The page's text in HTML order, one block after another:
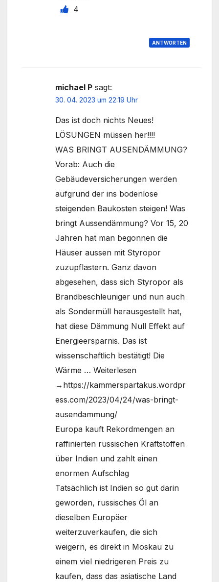
4
ANTWORTEN
michael P sagt:
30. 04. 2023 um 22:19 Uhr
Das ist doch nichts Neues!
LÖSUNGEN müssen her!!!!
WAS BRINGT AUSENDÄMMUNG?
Vorab: Auch die
Gebäudeversicherungen werden
aufgrund der ins bodenlose
steigenden Baukosten steigen! Was
bringt Aussendämmung? Vor 15, 20
Jahren hat man begonnen die
Häuser aussen mit Styropor
zuzupflastern. Ganz davon
abgesehen, dass sich Styropor als
Brandbeschleuniger und nun auch
als Sondermüll herausgestellt hat,
hat diese Dämmung Null Effekt auf
Energieersparnis. Das ist
wissenschaftlich bestätigt! Die
Wärme … Weiterlesen
→https://kammerspartakus.wordpr
ess.com/2023/04/24/was-bringt-
ausendammung/
Europa kauft Rekordmengen an
raffinierten russischen Kraftstoffen
über Indien und zahlt einen
enormen Aufschlag
Tatsächlich ist Indien so gut darin
geworden, russisches Öl an
dieselben Europäer
weiterzuverkaufen, die sich
weigern, es direkt in Moskau zu
einem viel niedrigeren Preis zu
kaufen, dass das asiatische Land